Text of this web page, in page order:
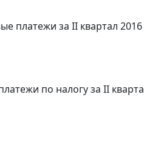
платежи за II квартал 2016
по налогу за II